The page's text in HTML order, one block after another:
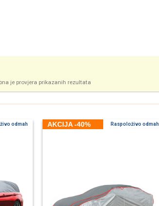
je provjera prikazanih rezultata
odmah AKCIJA -40% Raspoloživo odmah